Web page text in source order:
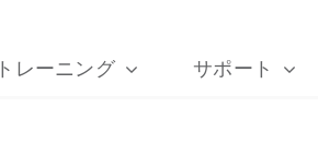
トレーニング サポート